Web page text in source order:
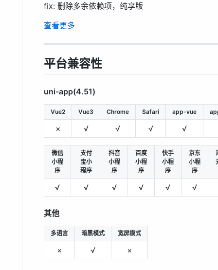
fix: 删除多余依赖项，纯享版
查看更多
平台兼容性
uni-app(4.51)
Vue2 Vue3 Chrome Safari app-vue
× √ √ √ √
微信
小程
序
支付
宝小
程序
抖音
小程
序
百度
小程
序
快手
小程
序
京东
小程
序
√ √ √ √ √ √
其他
多语言 暗黑模式 宽屏模式
× √ ×